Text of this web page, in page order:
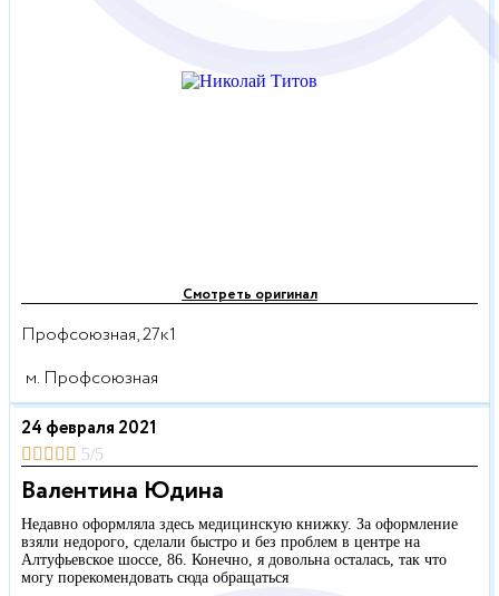
Смотреть оригинал
Профсоюзная, 27к1
м. Профсоюзная
24 февраля 2021
     5/5
Валентина Юдина
Недавно оформляла здесь медицинскую книжку. За оформление
взяли недорого, сделали быстро и без проблем в центре на
Алтуфьевское шоссе, 86. Конечно, я довольна осталась, так что
могу порекомендовать сюда обращаться